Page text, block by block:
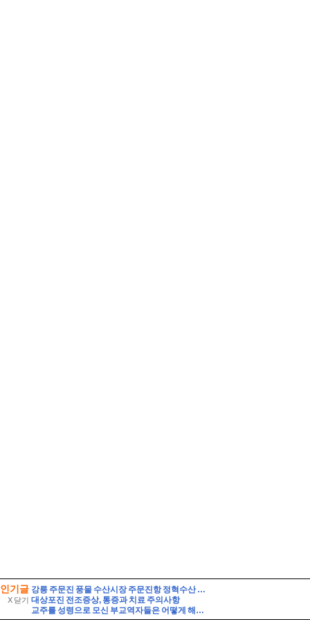
인기글
X 닫기
강릉 주문진 풍물 수산시장 주문진항 정혁수산 대게 포장 택배
대상포진 전조증상, 통증과 치료 주의사항
교주를 성령으로 모신 부교역자들은 어떻게 해야 되는가?